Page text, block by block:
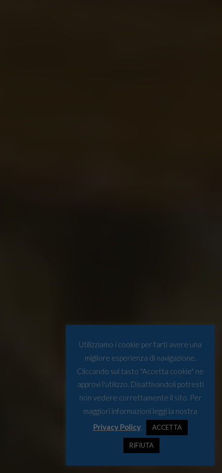
Utilizziamo i cookie per farti avere una
migliore esperienza di navigazione.
Cliccando sul tasto "Accetta cookie" ne
approvi l'utilizzo. Disattivandoli potresti
non vedere correttamente il sito. Per
maggiori informazioni leggi la nostra
Privacy Policy. ACCETTA
RIFIUTA